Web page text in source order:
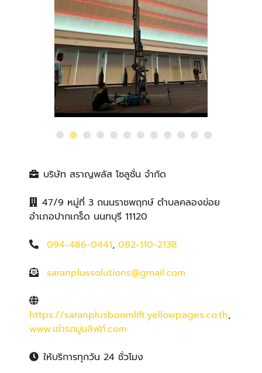
บริษัท สราญพลัส โซลูชั่น จำกัด
47/9 หมู่ที่ 3 ถนนราชพฤกษ์ ตำบลคลองข่อย
อำเภอปากเกร็ด นนทบุรี 11120
094-486-0441, 082-110-2138
saranplussolutions@gmail.com
https://saranplusboomlift.yellowpages.co.th,
www.เช่ารถบูมลิฟท์.com
ให้บริการทุกวัน 24 ชั่วโมง